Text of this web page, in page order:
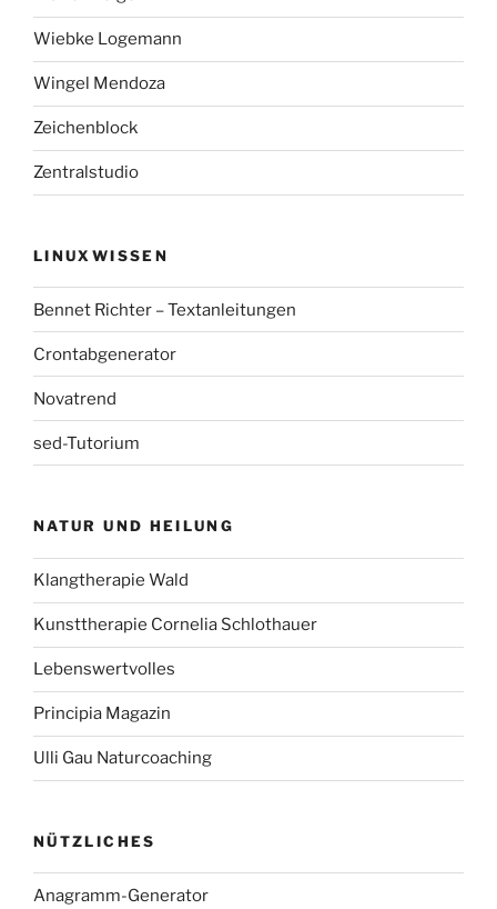
Wiebke Logemann
Wingel Mendoza
Zeichenblock
Zentralstudio
LINUXWISSEN
Bennet Richter – Textanleitungen
Crontabgenerator
Novatrend
sed-Tutorium
NATUR UND HEILUNG
Klangtherapie Wald
Kunsttherapie Cornelia Schlothauer
Lebenswertvolles
Principia Magazin
Ulli Gau Naturcoaching
NÜTZLICHES
Anagramm-Generator